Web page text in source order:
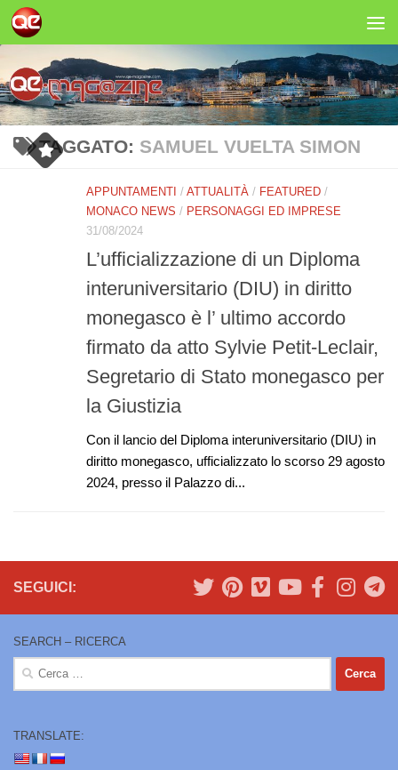
Salta al contenuto
TAGGATO: SAMUEL VUELTA SIMON
APPUNTAMENTI / ATTUALITÀ / FEATURED /
MONACO NEWS / PERSONAGGI ED IMPRESE
31/08/2024
L’ufficializzazione di un Diploma
interuniversitario (DIU) in diritto
monegasco è l’ ultimo accordo
firmato da atto Sylvie Petit-Leclair,
Segretario di Stato monegasco per
la Giustizia
Con il lancio del Diploma interuniversitario (DIU) in
diritto monegasco, ufficializzato lo scorso 29 agosto
2024, presso il Palazzo di...
SEGUICI:
SEARCH – RICERCA
Ricerca
TRANSLATE: